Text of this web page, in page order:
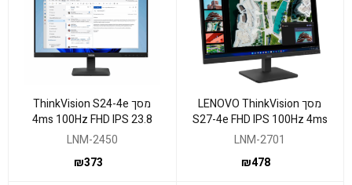
מסך LENOVO ThinkVision
S27-4e FHD IPS 100Hz 4ms
Vesa HDMI VGA
LNM-2701
₪478
מסך ThinkVision S24-4e
4ms 100Hz FHD IPS 23.8
HDMI VGA Black Vesa
LNM-2450
₪373